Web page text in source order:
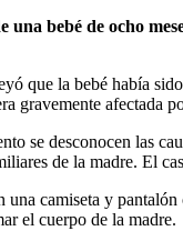
bebé de ocho
la bebé había
gravemente afectada
desconocen las
de la madre. El
camiseta y
el cuerpo de la madre.